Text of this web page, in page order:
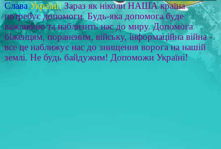
Слава Україні! Зараз як ніколи НАША країна
потребує допомоги. Будь-яка допомога буде
важливою та наблизить нас до миру. Допомога
біженцям, пораненим, війську, інформаційна війна -
все це наближує нас до знищення ворога на нашій
землі. Не будь байдужим! Допоможи Україні!